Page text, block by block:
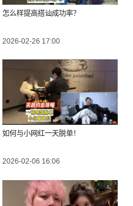
怎么样提高搭讪成功率？
2026-02-26 17:00
如何与小网红一天脱单！
2026-02-06 16:06